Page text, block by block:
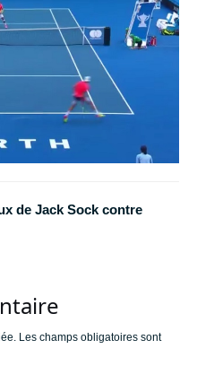
de Jack Sock contre
Les champs obligatoires sont